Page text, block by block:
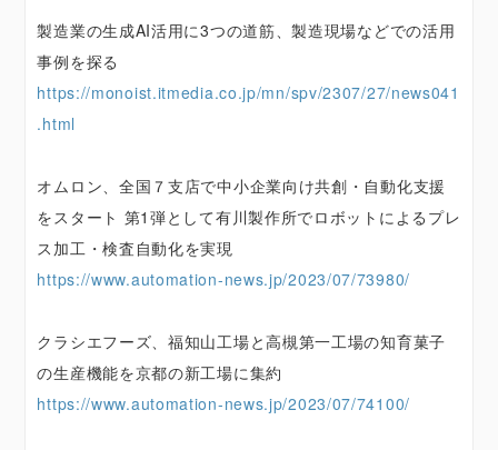
製造業の生成AI活用に3つの道筋、製造現場などでの活用
事例を探る
https://monoist.itmedia.co.jp/mn/spv/2307/27/news041
.html
オムロン、全国７支店で中小企業向け共創・自動化支援
をスタート 第1弾として有川製作所でロボットによるプレ
ス加工・検査自動化を実現
https://www.automation-news.jp/2023/07/73980/
クラシエフーズ、福知山工場と高槻第一工場の知育菓子
の生産機能を京都の新工場に集約
https://www.automation-news.jp/2023/07/74100/